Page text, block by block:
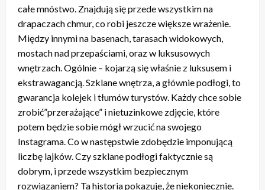
całe mnóstwo. Znajdują się przede wszystkim na
drapaczach chmur, co robi jeszcze większe wrażenie.
Między innymi na basenach, tarasach widokowych,
mostach nad przepaściami, oraz w luksusowych
wnętrzach. Ogólnie – kojarzą się właśnie z luksusem i
ekstrawagancją. Szklane wnętrza, a głównie podłogi, to
gwarancja kolejek i tłumów turystów. Każdy chce sobie
zrobić”przerażające” i nietuzinkowe zdjęcie, które
potem będzie sobie mógł wrzucić na swojego
Instagrama. Co w następstwie zdobędzie imponującą
liczbę lajków. Czy szklane podłogi faktycznie są
dobrym, i przede wszystkim bezpiecznym
rozwiązaniem? Ta historia pokazuje, że niekoniecznie.